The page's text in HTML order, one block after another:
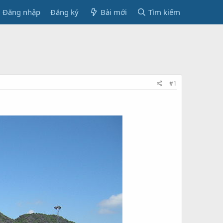
Đăng nhập Đăng ký Bài mới Tìm kiếm
#1